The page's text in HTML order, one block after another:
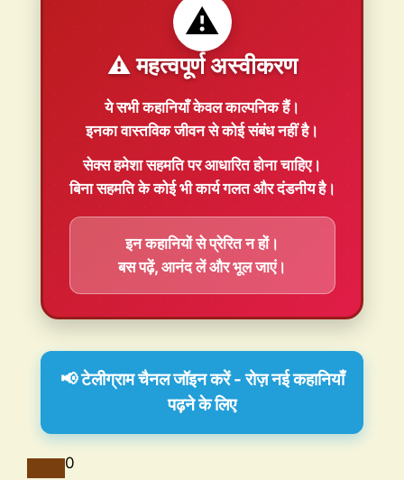
⚠️
⚠️ महत्वपूर्ण अस्वीकरण
ये सभी कहानियाँकेवल काल्पनिकहैं।
इनका वास्तविक जीवन से कोई संबंध नहीं है।
सेक्स हमेशासहमतिपर आधारित होना चाहिए।
बिना सहमति के कोई भी कार्य गलत और दंडनीय है।
इन कहानियों से प्रेरित न हों।
बस पढ़ें, आनंद लें और भूल जाएं।
📢 टेलीग्राम चैनल जॉइन करें - रोज़ नई कहानियाँ
पढ़ने के लिए
0